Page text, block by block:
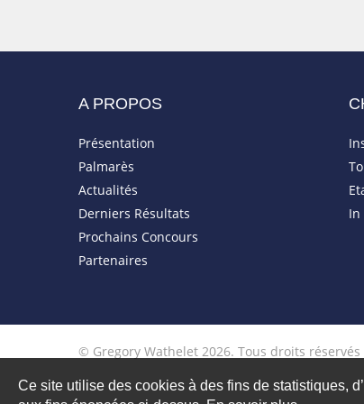
A PROPOS
Présentation
Palmarès
Actualités
Derniers Résultats
Prochains Concours
Partenaires
In
© Gregory Wathelet 2026. Tous droits réservés
Ce site utilise des cookies à des fins de statistiques,